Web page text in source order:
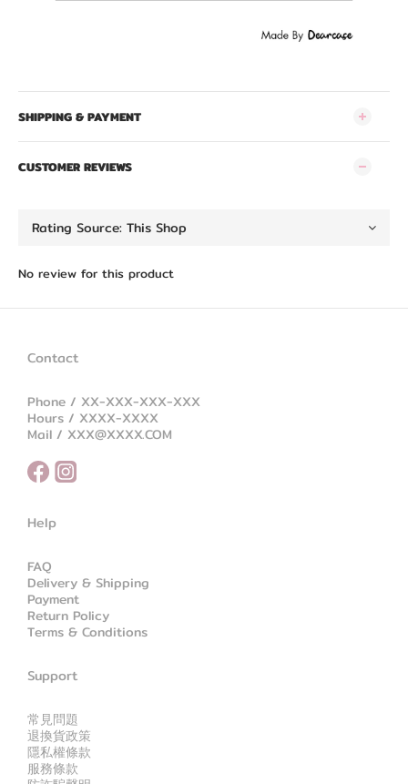
SHIPPING & PAYMENT
CUSTOMER REVIEWS
No review for this product
Contact
Phone / XX-XXX-XXX-XXX
Hours / XXXX-XXXX
Mail / XXX@XXXX.COM
Help
FAQ
Delivery & Shipping
Payment
Return Policy
Terms & Conditions
Support
常見問題
退換貨政策
隱私權條款
服務條款